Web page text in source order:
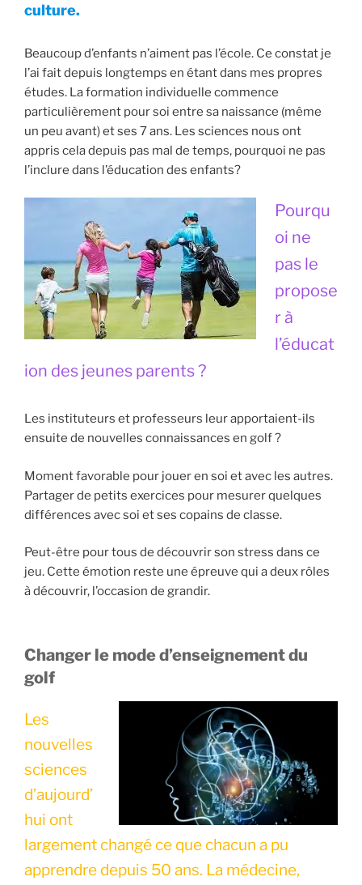
culture.
Beaucoup d’enfants n’aiment pas l’école. Ce constat je
l’ai fait depuis longtemps en étant dans mes propres
études. La formation individuelle commence
particulièrement pour soi entre sa naissance (même
un peu avant) et ses 7 ans. Les sciences nous ont
appris cela depuis pas mal de temps, pourquoi ne pas
l’inclure dans l’éducation des enfants?
Pourqu
oi ne
pas le
propose
r à
l’éducat
ion des jeunes parents ?
Les instituteurs et professeurs leur apportaient-ils
ensuite de nouvelles connaissances en golf ?
Moment favorable pour jouer en soi et avec les autres.
Partager de petits exercices pour mesurer quelques
différences avec soi et ses copains de classe.
Peut-être pour tous de découvrir son stress dans ce
jeu. Cette émotion reste une épreuve qui a deux rôles
à découvrir, l’occasion de grandir.
Changer le mode d’enseignement du
golf
Les
nouvelles
sciences
d’aujourd’
hui ont
largement changé ce que chacun a pu
apprendre depuis 50 ans. La médecine,